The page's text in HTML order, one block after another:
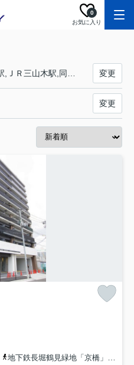
お気に入り
0
変更
変更
地下鉄長堀鶴見緑地「京橋」駅 徒歩12分